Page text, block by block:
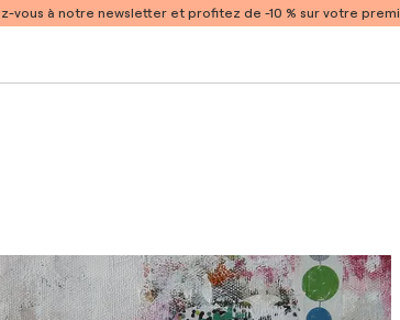
vous à notre newsletter et profitez de -10 % sur votre